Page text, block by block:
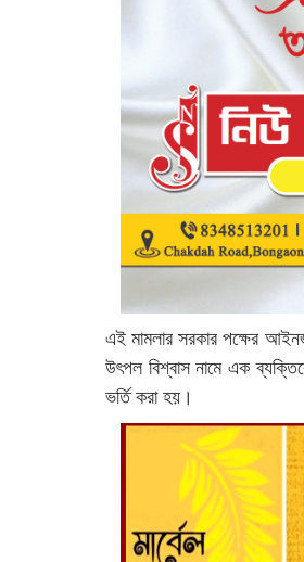
এই মামলার সরকার পক্ষের
উৎপল বিশ্বাস নামে এক
ভর্তি করা হয়।